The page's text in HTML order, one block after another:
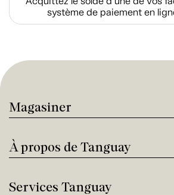
système de paiement en
Magasiner
À propos de Tanguay
Services Tanguay